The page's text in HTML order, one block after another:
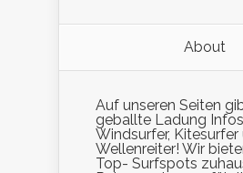
About
Auf unseren Seiten
geballte Ladung
Windsurfer, Kitesurfer
Wellenreiter! Wir
Top- Surfspots